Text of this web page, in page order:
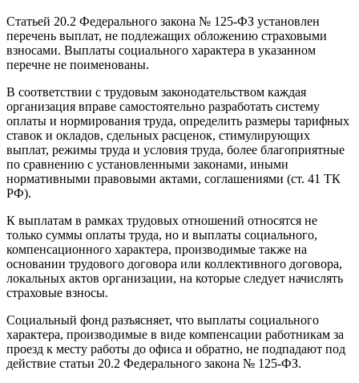
Статьей 20.2 Федерального закона № 125-ФЗ установлен
перечень выплат, не подлежащих обложению страховыми
взносами. Выплаты социального характера в указанном
перечне не поименованы.
В соответствии с трудовым законодательством каждая
организация вправе самостоятельно разработать систему
оплаты и нормирования труда, определить размеры тарифных
ставок и окладов, сдельных расценок, стимулирующих
выплат, режимы труда и условия труда, более благоприятные
по сравнению с установленными законами, иными
нормативными правовыми актами, соглашениями (ст. 41 ТК
РФ).
К выплатам в рамках трудовых отношений относятся не
только суммы оплаты труда, но и выплаты социального,
компенсационного характера, производимые также на
основании трудового договора или коллективного договора,
локальных актов организации, на которые следует начислять
страховые взносы.
Социальный фонд разъясняет, что выплаты социального
характера, производимые в виде компенсации работникам за
проезд к месту работы до офиса и обратно, не подпадают под
действие статьи 20.2 Федерального закона № 125-ФЗ.